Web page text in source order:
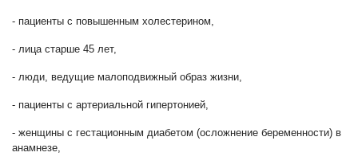
- пациенты с повышенным холестерином,
- лица старше 45 лет,
- люди, ведущие малоподвижный образ жизни,
- пациенты с артериальной гипертонией,
- женщины с гестационным диабетом (осложнение беременности) в
анамнезе,